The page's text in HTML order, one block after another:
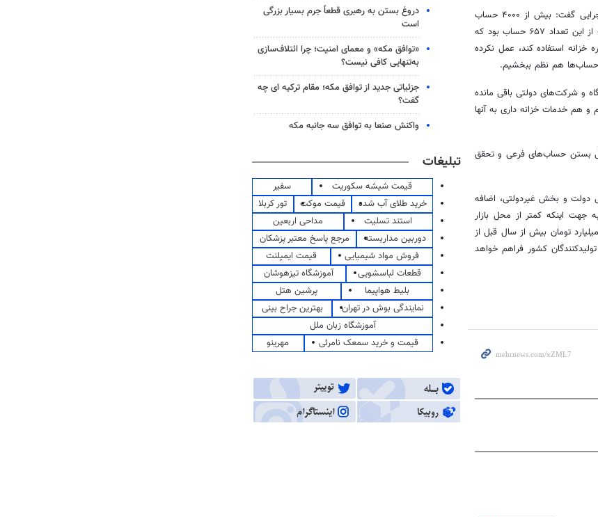
وزیر اقتصاد درباره حساب واحد خزانه و انضباط بخشی به حساب‌های دستگاه‌های اجرایی گفت: بیش از ۴۰۰۰ حساب
مربوط به دستگاه‌های اجرایی و شرکت‌های دولتی نزد خزانه‌داری کشور وجود دارد که از این تعداد ۶۵۷ حساب بود که
استفاده کند، عمل نکرده
حساب‌ها هم نظم ببخشیم.
فقط ۹۷ حساب از مجموعه ۴۰۰۰ حساب دستگاه و شرکت‌های دولتی باقی مانده
هم خدمات خزانه داری به آنها
به دنبال بستن حساب‌های فرعی و تحقق
دولت و بخش غیردولتی، اضافه
جهت اینکه کمتر از محل بازار
استفاده کردیم شرکت‌های بخش غیر دولتی موفق شدن ۹۰ هزار میلیارد تومان بیش از سال قبل از
کشور فراهم خواهد
دروغ بستن به رهبری قطعاً جرم بسیار بزرگی
است
«توافق مکه» و معمای امنیت؛ چرا ائتلاف‌سازی
به‌تنهایی کافی نیست؟
جزئیاتی جدید از توافق مکه؛ مقام ترکیه ای چه
گفت؟
واکنش صنعا به توافق سه جانبه مکه
تبلیغات
قیمت شیشه سکوریت
سفیر
خرید طلای آب شده
قیمت موکت
تور کربلا
استند تسلیت
مداحی اربعین
دوربین مداربسته
مرجع پاسخ معتبر پزشکان
فروش مواد شیمیایی
قیمت ایمپلنت
قطعات لباسشویی
آموزشگاه تیزهوشان
بلیط هواپیما
پرشین هتل
نمایندگی بوش در تهران
بهترین جراح بینی
آموزشگاه زبان ملل
قیمت و خرید سمعک نامرئی
مهرینو